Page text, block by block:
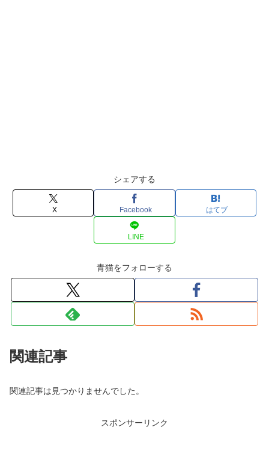
シェアする
X Facebook はてブ
LINE
青猫をフォローする
関連記事
関連記事は見つかりませんでした。
スポンサーリンク